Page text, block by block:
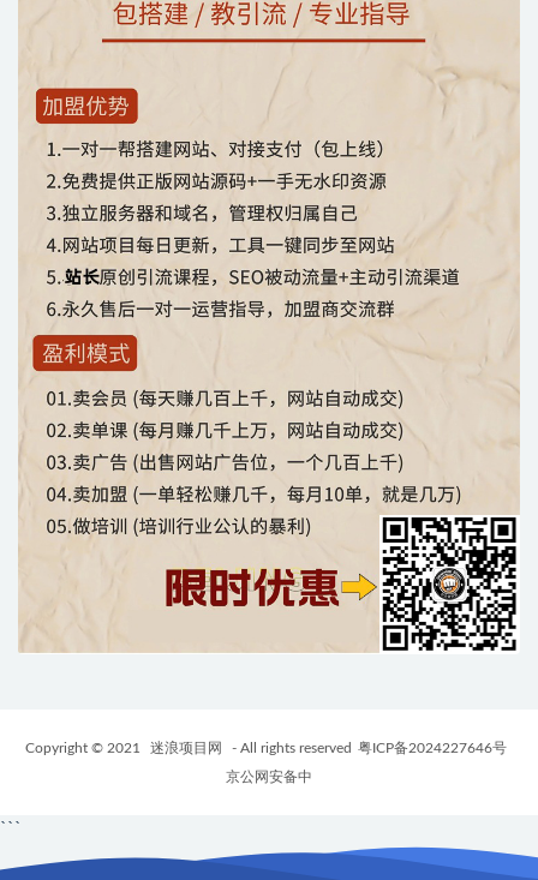
Copyright © 2021 迷浪项目网 - All rights reserved 粤ICP备2024227646号
京公网安备中
```